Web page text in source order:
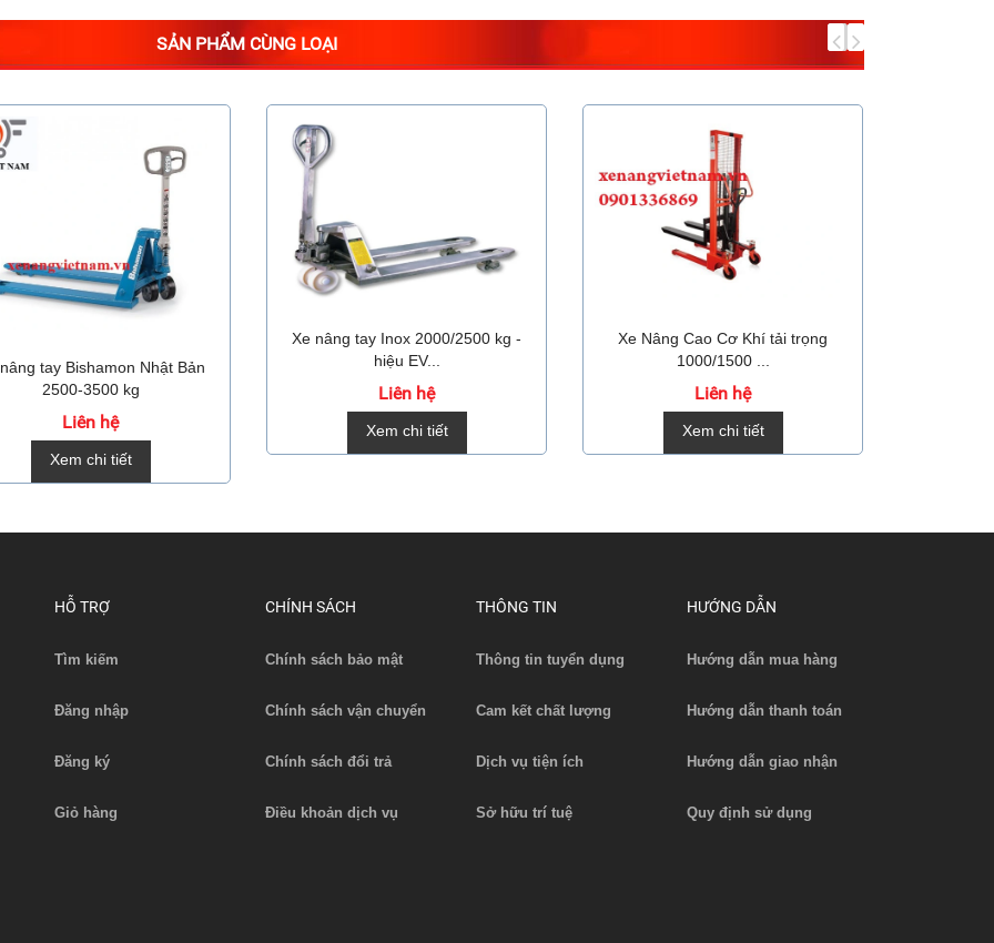
SẢN PHẨM CÙNG LOẠI
tay Bishamon Nhật Bản
2500-3500 kg
Liên hệ
Xem chi tiết
Xe nâng tay Inox 2000/2500 kg -
hiệu EV...
Liên hệ
Xem chi tiết
Xe Nâng Cao Cơ Khí tải trọng
1000/1500 ...
Liên hệ
Xem chi tiết
HỖ TRỢ
Tìm kiếm
Đăng nhập
Đăng ký
Giỏ hàng
CHÍNH SÁCH
Chính sách bảo mật
Chính sách vận chuyển
Chính sách đổi trả
Điều khoản dịch vụ
THÔNG TIN
Thông tin tuyển dụng
Cam kết chất lượng
Dịch vụ tiện ích
Sở hữu trí tuệ
HƯỚNG DẪN
Hướng dẫn mua hàng
Hướng dẫn thanh toán
Hướng dẫn giao nhận
Quy định sử dụng